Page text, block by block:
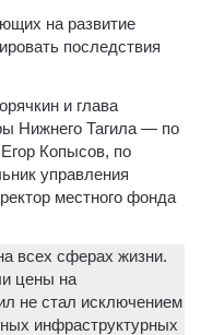
на развитие
последствия
и глава
Нижнего Тагила — по
Копысов, по
управления
местного фонда
всех сферах жизни.
цены на
не стал исключением
инфраструктурных